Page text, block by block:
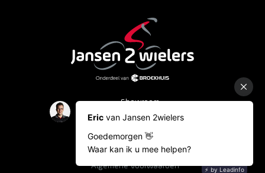
Showroom
Occasions
Bestelinformatie
Algemene voorwaarden